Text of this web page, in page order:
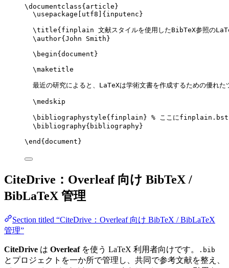
\documentclass{ article }
\usepackage
utf8 ]{ inputenc }
\title{finplain 文献スタイルを使用したBibTeX参照の
\author{John Smith}
\begin{ document }
\maketitle
最近の研究によると、LaTeXは学術文書を作成するための優れ
\medskip
\bibliographystyle{finplain} % ここにfinplain.bst
\bibliography{bibliography}
\end { document }
CiteDrive：Overleaf 向け BibTeX /
BibLaTeX 管理
Section titled “CiteDrive：Overleaf 向け BibTeX / BibLaTeX
管理”
CiteDrive は Overleafを使う LaTeX 利用者向けです。 .bib
とプロジェクトを一か所で管理し、共同で参考文献を整え、